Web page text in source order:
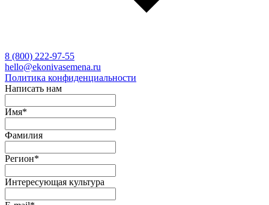
8 (800) 222-97-55
hello@ekonivasemena.ru
Политика конфиденциальности
Написать нам
Имя*
Фамилия
Регион*
Интересующая культура